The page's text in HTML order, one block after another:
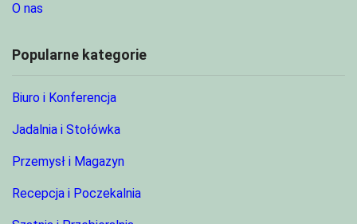
O nas
Popularne kategorie
Biuro i Konferencja
Jadalnia i Stołówka
Przemysł i Magazyn
Recepcja i Poczekalnia